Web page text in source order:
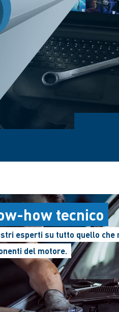
how tecnico
esperti su tutto quello che
del motore.